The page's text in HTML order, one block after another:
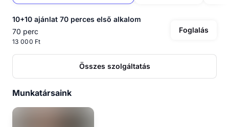
10+10 ajánlat 70 perces első alkalom
70 perc
13 000 Ft
Foglalás
Összes szolgáltatás
Munkatársaink